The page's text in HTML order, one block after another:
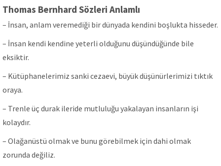
Thomas Bernhard Sözleri Anlamlı
– İnsan, anlam veremediği bir dünyada kendini boşlukta hisseder.
– İnsan kendi kendine yeterli olduğunu düşündüğünde bile
eksiktir.
– Kütüphanelerimiz sanki cezaevi, büyük düşünürlerimizi tıktık
oraya.
– Trenle üç durak ileride mutluluğu yakalayan insanların işi
kolaydır.
– Olağanüstü olmak ve bunu görebilmek için dahi olmak
zorunda değiliz.